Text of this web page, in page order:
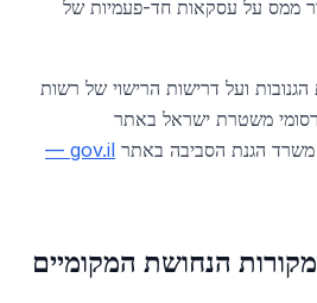
והפטור ממס על עסקאות חד-פעמיות של
ועל דרישות הרישוי של רשות
משטרת ישראל באתר
משרד הגנת הסביבה באתר
gov.il —
הנחושת המקומיים